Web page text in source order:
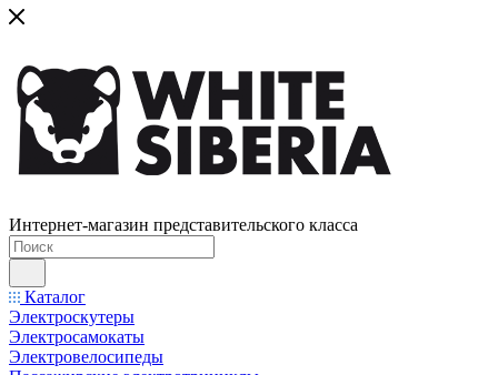
Интернет-магазин представительского класса
Каталог
Электроскутеры
Электросамокаты
Электровелосипеды